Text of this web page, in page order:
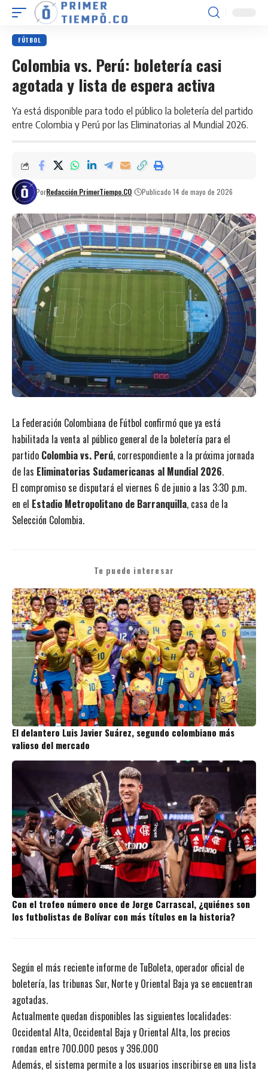
FÚTBOL
Colombia vs. Perú: boletería casi
agotada y lista de espera activa
Ya está disponible para todo el público la boletería del partido
entre Colombia y Perú por las Eliminatorias al Mundial 2026.
PorRedacción PrimerTiempo.CO Publicado 14 de mayo de 2026
La Federación Colombiana de Fútbol confirmó que ya está
habilitada la venta al público general de la boletería para el
partido Colombia vs. Perú, correspondiente a la próxima jornada
de las Eliminatorias Sudamericanas al Mundial 2026.
El compromiso se disputará el viernes 6 de junio a las 3:30 p.m.
en el Estadio Metropolitano de Barranquilla, casa de la
Selección Colombia.
Te puede interesar
El delantero Luis Javier Suárez, segundo colombiano más
valioso del mercado
Con el trofeo número once de Jorge Carrascal, ¿quiénes son
los futbolistas de Bolívar con más títulos en la historia?
Según el más reciente informe de TuBoleta, operador oficial de
boletería, las tribunas Sur, Norte y Oriental Baja ya se encuentran
agotadas.
Actualmente quedan disponibles las siguientes localidades:
Occidental Alta, Occidental Baja y Oriental Alta, los precios
rondan entre 700.000 pesos y 396.000
Además, el sistema permite a los usuarios inscribirse en una lista